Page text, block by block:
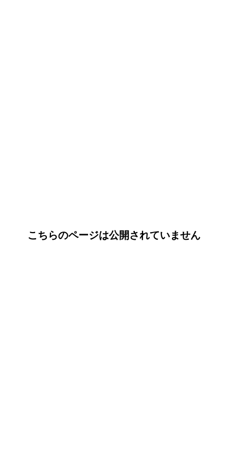
こちらのページは公開されていません